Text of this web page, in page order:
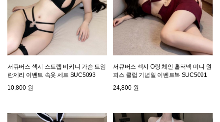
서큐버스 섹시 스트랩 비키니 가슴 트임
란제리 이벤트 속옷 세트 SUC5093
10,800 원
서큐버스 섹시 O링 체인 홀터넥 미니 원
피스 클럽 기념일 이벤트복 SUC5091
24,800 원